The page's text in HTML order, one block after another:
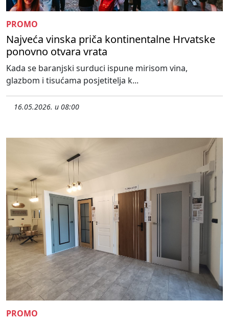
PROMO
Najveća vinska priča kontinentalne Hrvatske
ponovno otvara vrata
Kada se baranjski surduci ispune mirisom vina,
glazbom i tisućama posjetitelja k...
16.05.2026. u 08:00
PROMO